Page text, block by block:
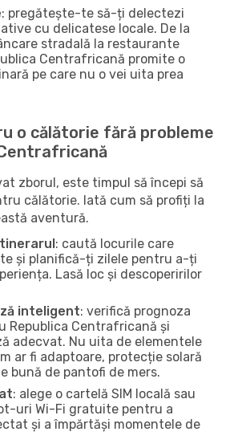
: pregătește-te să-ți delectezi
cu delicatese locale. De la
stradală la restaurante
Centrafricană promite o
pe care nu o vei uita prea
o călătorie fără probleme
zborul, este timpul să începi să
călătorie. Iată cum să profiți la
aventură.
: caută locurile care
și planifică-ți zilele pentru a-ți
Lasă loc și descoperirilor
inteligent: verifică prognoza
Republica Centrafricană și
adecvat. Nu uita de elementele
ar fi adaptoare, protecție solară
bună de pantofi de mers.
: alege o cartelă SIM locală sau
uri Wi-Fi gratuite pentru a
și a împărtăși momentele de